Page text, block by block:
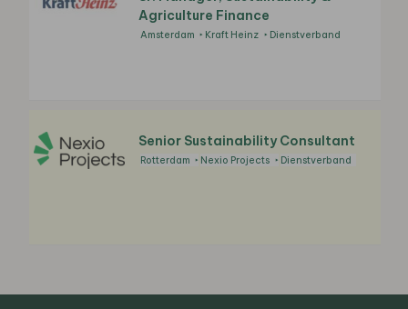
Agriculture Finance
Amsterdam Kraft Heinz Dienstverband
Senior Sustainability Consultant
Rotterdam Nexio Projects Dienstverband